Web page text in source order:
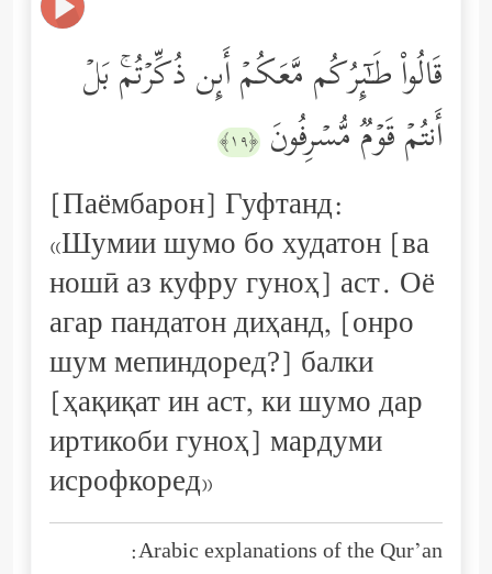
قَالُواْ طَـٰۤىِٕرُكُم مَّعَكُمۡ أَىِٕن ذُكِّرۡتُمۚ بَلۡ
أَنتُمۡ قَوۡمࣱ مُّسۡرِفُونَ ﴿١٩﴾
[Паёмбарон] Гуфтанд:
«Шумии шумо бо худатон [ва
ношӣ аз куфру гуноҳ] аст. Оё
агар пандатон диҳанд, [онро
шум мепиндоред?] балки
[ҳақиқат ин аст, ки шумо дар
иртикоби гуноҳ] мардуми
исрофкоред»
Arabic explanations of the Qur’an: